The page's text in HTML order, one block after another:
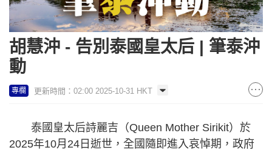
胡慧沖 - 告別泰國皇太后 | 筆泰沖
動
專欄 更新時間：02:00 2025-10-31 HKT
泰國皇太后詩麗吉（Queen Mother Sirikit）於
2025年10月24日逝世，全國隨即進入哀悼期，政府